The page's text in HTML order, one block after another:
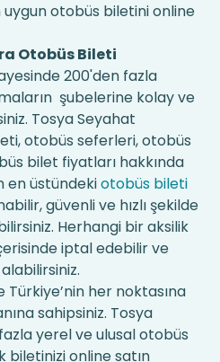
otobüs biletini online
Otobüs Bileti
200'den fazla
şubelerine kolay ve
Tosya Seyahat
otobüs seferleri, otobüs
bilet fiyatları hakkında
en üstündekiotobüs bileti
güvenli ve hızlı şekilde
Herhangi bir aksilik
iptal edebilir ve
her noktasına
sahipsiniz. Tosya
yerel ve ulusal otobüs
biletinizi online satın